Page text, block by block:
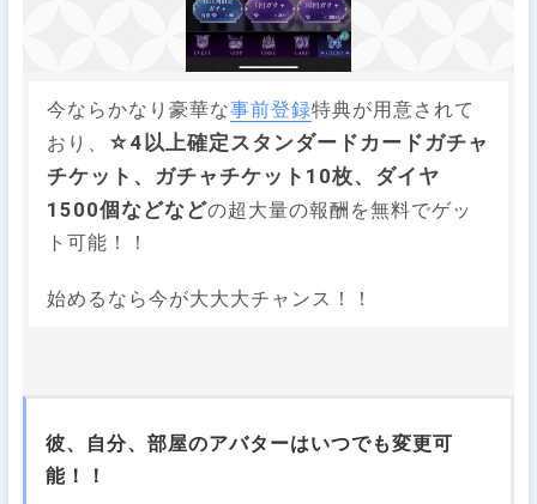
今ならかなり豪華な事前登録特典が用意されて
おり、 ☆4以上確定スタンダードカードガチャ
チケット、ガチャチケット10枚、ダイヤ
1500個などなどの超大量の報酬を無料でゲッ
ト可能！！
始めるなら今が大大大チャンス！！
彼、自分、部屋のアバターはいつでも変更可
能！！